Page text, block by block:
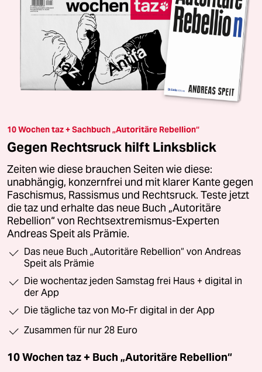
10 Wochen taz + Sachbuch „Autoritäre Rebellion“
Gegen Rechtsruck hilft Linksblick
Zeiten wie diese brauchen Seiten wie diese:
unabhängig, konzernfrei und mit klarer Kante gegen
Faschismus, Rassismus und Rechtsruck. Teste jetzt
die taz und erhalte das neue Buch „Autoritäre
Rebellion“ von Rechtsextremismus-Experten
Andreas Speit als Prämie.
Das neue Buch „Autoritäre Rebellion“ von Andreas
Speit als Prämie
Die wochentaz jeden Samstag frei Haus + digital in
der App
Die tägliche taz von Mo-Fr digital in der App
Zusammen für nur 28 Euro
10 Wochen taz + Buch „Autoritäre Rebellion“